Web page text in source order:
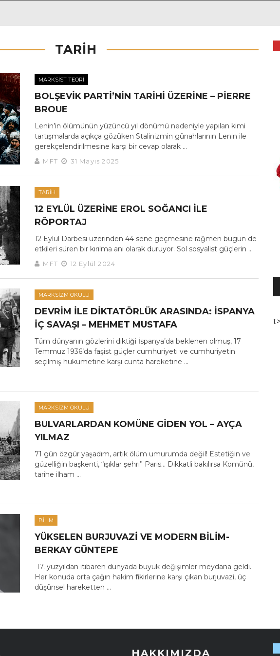
TARIH
MARKSIST TEORI
BOLŞEVIK PARTI’NIN TARIHI ÜZERINE – PIERRE
BROUE
Lenin’in ölümünün yüzüncü yıl dönümü nedeniyle yapılan kimi
tartışmalarda açıkça gözüken Stalinizmin günahlarının Lenin ile
gerekçelendirilmesine karşı bir cevap olarak ...
MFT 31 Mayıs 2025
TARIH
12 EYLÜL ÜZERINE EROL SOĞANCI ILE
RÖPORTAJ
12 Eylül Darbesi üzerinden 44 sene geçmesine rağmen bugün de
etkileri süren bir kırılma anı olarak duruyor. Sol sosyalist güçlerin ...
MFT 12 Eylül 2024
MARKSIZM OKULU
DEVRIM ILE DIKTATÖRLÜK ARASINDA: İSPANYA
İÇ SAVAŞI – MEHMET MUSTAFA
Tüm dünyanın gözlerini diktiği İspanya’da beklenen olmuş, 17
Temmuz 1936’da faşist güçler cumhuriyeti ve cumhuriyetin
seçilmiş hükümetine karşı cunta hareketine ...
MARKSIZM OKULU
BULVARLARDAN KOMÜNE GIDEN YOL – AYÇA
YILMAZ
71 gün özgür yaşadım, artık ölüm umurumda değil! Estetiğin ve
güzelliğin başkenti, “ışıklar şehri” Paris… Dikkatli bakılırsa Komünü,
tarihe ilham ...
BILIM
YÜKSELEN BURJUVAZI VE MODERN BILIM-
BERKAY GÜNTEPE
17. yüzyıldan itibaren dünyada büyük değişimler meydana geldi.
Her konuda orta çağın hakim fikirlerine karşı çıkan burjuvazi, üç
düşünsel hareketten ...
t>
HAKKIMIZDA